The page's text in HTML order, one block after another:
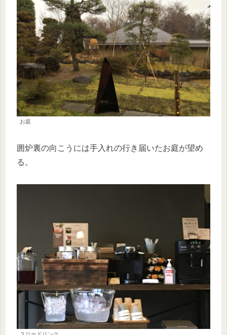
お庭
囲炉裏の向こうには手入れの行き届いたお庭が望め
る。